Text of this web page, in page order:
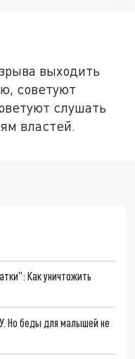
выходить
советуют
слушать
властей.
Как уничтожить
Но беды для малышей не